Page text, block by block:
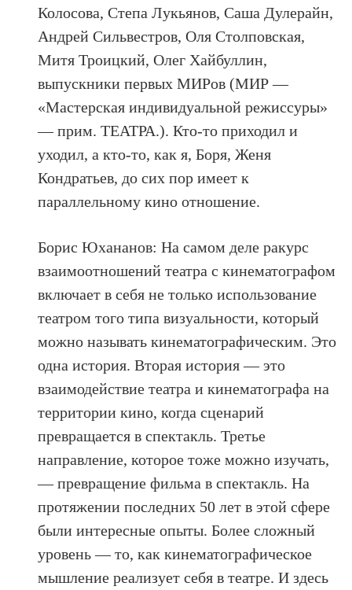
Колосова, Степа Лукьянов, Саша Дулерайн,
Андрей Сильвестров, Оля Столповская,
Митя Троицкий, Олег Хайбуллин,
выпускники первых МИРов (МИР —
«Мастерская индивидуальной режиссуры»
— прим. ТЕАТРА.). Кто-то приходил и
уходил, а кто-то, как я, Боря, Женя
Кондратьев, до сих пор имеет к
параллельному кино отношение.
Борис Юхананов: На самом деле ракурс
взаимоотношений театра с кинематографом
включает в себя не только использование
театром того типа визуальности, который
можно называть кинематографическим. Это
одна история. Вторая история — это
взаимодействие театра и кинематографа на
территории кино, когда сценарий
превращается в спектакль. Третье
направление, которое тоже можно изучать,
— превращение фильма в спектакль. На
протяжении последних 50 лет в этой сфере
были интересные опыты. Более сложный
уровень — то, как кинематографическое
мышление реализует себя в театре. И здесь